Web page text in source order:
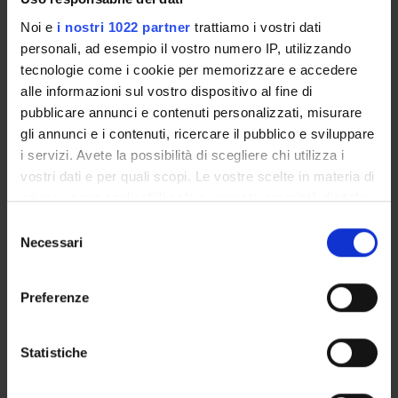
Noi e i nostri 1022 partner trattiamo i vostri dati
personali, ad esempio il vostro numero IP, utilizzando
tecnologie come i cookie per memorizzare e accedere
alle informazioni sul vostro dispositivo al fine di
pubblicare annunci e contenuti personalizzati, misurare
gli annunci e i contenuti, ricercare il pubblico e sviluppare
i servizi. Avete la possibilità di scegliere chi utilizza i
vostri dati e per quali scopi. Le vostre scelte in materia di
privacy sono applicabili solo su questa proprietà digitale
modificare o revocare il proprio consenso in qualsiasi
momento dalla Dichiarazione sui cookie o facendo clic
raccogliere informazioni sulla tua posizione
geografica, con un'approssimazione di qualche
delNecessari
Preferenze
Statistiche
Funds:assigned and managed by an external body
Syllabus:FINANZMIUR - Finanziamento MIUR per la
ricerca
PROJECT PARTICIPANTS
Massimiliano Perduca
Associate Professor
Proteomica strutturale, funzionale e di espressione
Biochimica e Biologia Molecolare